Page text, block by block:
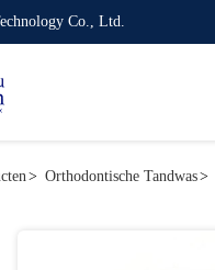
Co., Ltd.
> Orthodontische Tandwas>